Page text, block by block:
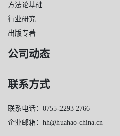
方法论基础
行业研究
出版专著
公司动态
联系方式
联系电话：0755-2293 2766
企业邮箱：hh@huahao-china.cn